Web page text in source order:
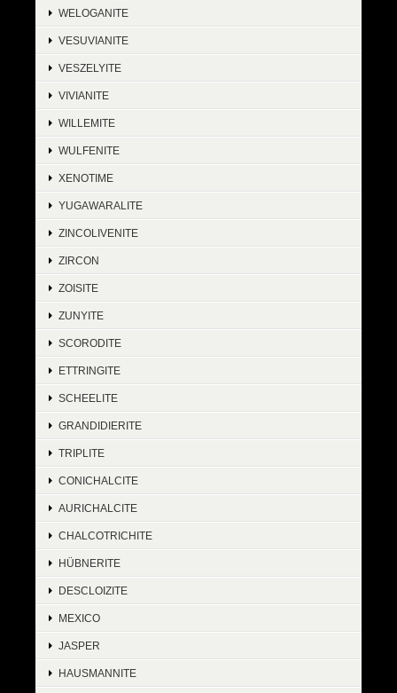
WELOGANITE
VESUVIANITE
VESZELYITE
VIVIANITE
WILLEMITE
WULFENITE
XENOTIME
YUGAWARALITE
ZINCOLIVENITE
ZIRCON
ZOISITE
ZUNYITE
SCORODITE
ETTRINGITE
SCHEELITE
GRANDIDIERITE
TRIPLITE
CONICHALCITE
AURICHALCITE
CHALCOTRICHITE
HÜBNERITE
DESCLOIZITE
MEXICO
JASPER
HAUSMANNITE